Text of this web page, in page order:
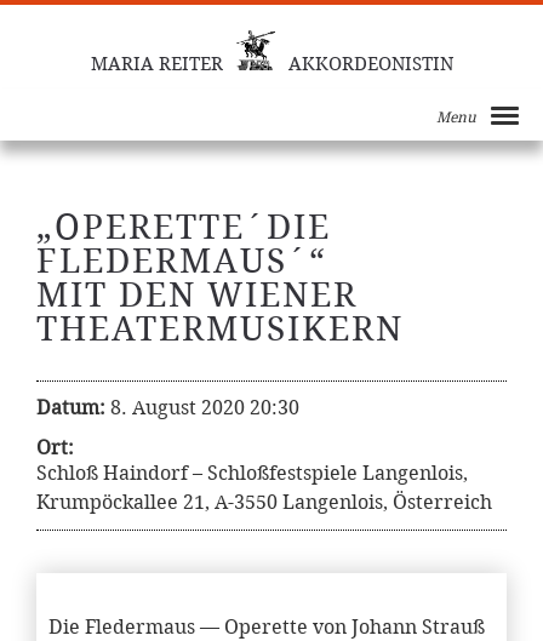
MARIA REITER AKKORDEONISTIN
Menu
„OPERETTE´DIE
FLEDERMAUS´“
MIT DEN WIENER
THEATERMUSIKERN
Datum: 8. August 2020 20:30
Ort:
Schloß Haindorf – Schloßfestspiele Langenlois,
Krumpöckallee 21, A-3550 Langenlois, Österreich
Die Fledermaus — Operette von Johann Strauß